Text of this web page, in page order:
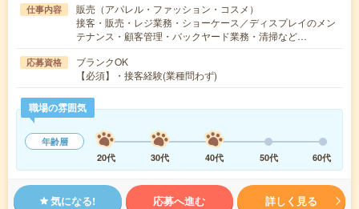
仕事内容
販売（アパレル・ファッション・コスメ）
接客・販売・レジ業務・ショーケース／ディスプレイのメン
テナンス・顧客管理・バックヤード業務・清掃など…
応募資格
ブランクOK
【必須】・接客経験(業種問わず)
職場の雰囲気
年齢層
20代
30代 40代 50代 60代
気になる! 応募へ進む 詳しく見る